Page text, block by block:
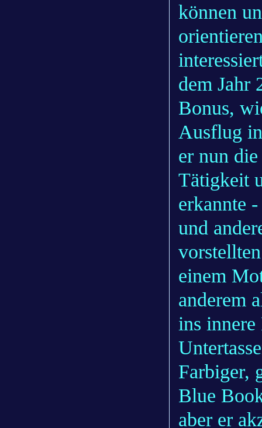
können
dem Jahr
Bonus,
Ausflug
er nun
Tätigkeit
erkannte
und
einem
anderem
ins
Farbiger,
Blue
aber er